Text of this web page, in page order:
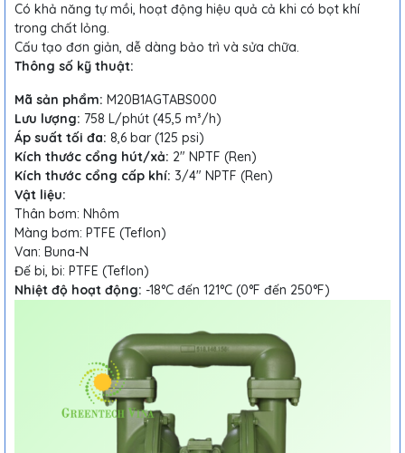
Có khả năng tự mồi, hoạt động hiệu quả cả khi có bọt khí
trong chất lỏng.
Cấu tạo đơn giản, dễ dàng bảo trì và sửa chữa.
Thông số kỹ thuật:
Mã sản phẩm: M20B1AGTABS000
Lưu lượng: 758 L/phút (45,5 m³/h)
Áp suất tối đa: 8,6 bar (125 psi)
Kích thước cổng hút/xả: 2" NPTF (Ren)
Kích thước cổng cấp khí: 3/4" NPTF (Ren)
Vật liệu:
Thân bơm: Nhôm
Màng bơm: PTFE (Teflon)
Van: Buna-N
Đế bi, bi: PTFE (Teflon)
Nhiệt độ hoạt động: -18°C đến 121°C (0°F đến 250°F)